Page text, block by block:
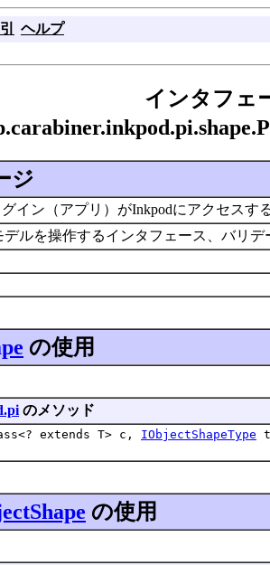
ヘルプ
インタフェ
ジ
イン（アプリ）がInkpodにアクセス
デルを操作するインタフェース、バリ
の使用
のメソッド
extends T> c, IObjectShapeType
の使用